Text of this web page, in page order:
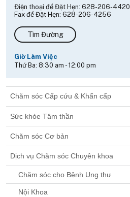
Chăm sóc Cấp cứu & Khẩn cấp
Sức khỏe Tâm thần
Chăm sóc Cơ bản
Dịch vụ Chăm sóc Chuyên khoa
Chăm sóc cho Bệnh Ung thư
Nội Khoa
Điện thoại để Đặt Hẹn: 628-206-4420
Fax để Đặt Hẹn: 628-206-4256
Tìm Đường
Giờ Làm Việc
Thứ Ba: 8:30 am - 12:00 pm